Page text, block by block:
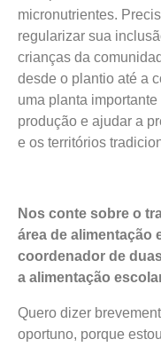
micronutrientes.
regularizar sua
crianças da
desde o plantio até a
uma planta
produção e ajudar a
e os territórios
Nos conte sobre o
área de alimentação
coordenador de
a alimentação
Quero dizer
oportuno, porque